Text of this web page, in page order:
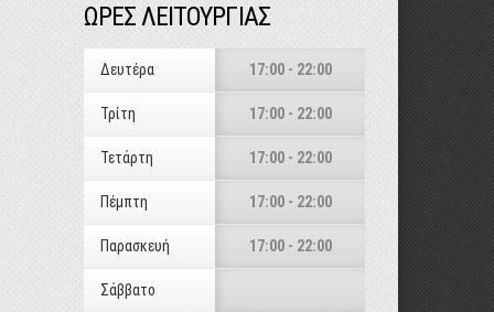
ΩΡΕΣ ΛΕΙΤΟΥΡΓΙΑΣ
Δευτέρα 17:00 - 22:00
Τρίτη 17:00 - 22:00
Τετάρτη 17:00 - 22:00
Πέμπτη 17:00 - 22:00
Παρασκευή 17:00 - 22:00
Σάββατο